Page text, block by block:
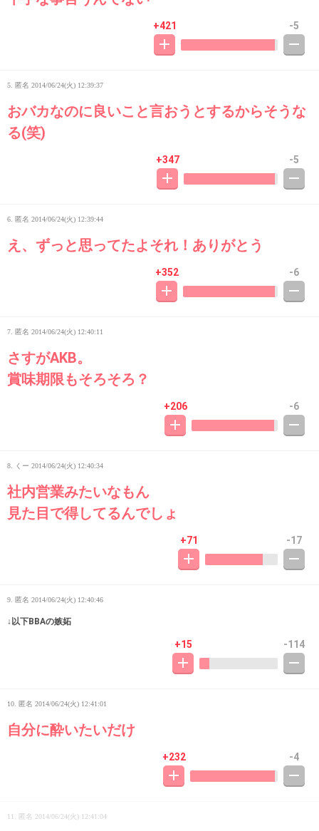
+421 -5
5. 匿名 2014/06/24(火) 12:39:37
おバカなのに良いこと言おうとするからそうな
る(笑)
+347 -5
6. 匿名 2014/06/24(火) 12:39:44
え、ずっと思ってたよそれ！ありがとう
+352 -6
7. 匿名 2014/06/24(火) 12:40:11
さすがAKB。
賞味期限もそろそろ？
+206 -6
8. くー 2014/06/24(火) 12:40:34
社内営業みたいなもん
見た目で得してるんでしょ
+71 -17
9. 匿名 2014/06/24(火) 12:40:46
↓以下BBAの嫉妬
+15 -114
10. 匿名 2014/06/24(火) 12:41:01
自分に酔いたいだけ
+232 -4
11. 匿名 2014/06/24(火) 12:41:04